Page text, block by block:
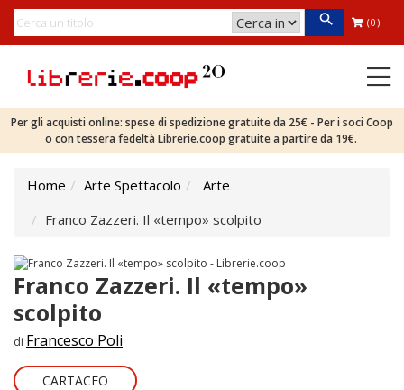
(0)
Per gli acquisti online: spese di spedizione gratuite da 25€ - Per i soci Coop
o con tessera fedeltà Librerie.coop gratuite a partire da 19€.
Home Arte Spettacolo
Arte
Franco Zazzeri. Il «tempo» scolpito
Franco Zazzeri. Il «tempo»
scolpito
di Francesco Poli
CARTACEO